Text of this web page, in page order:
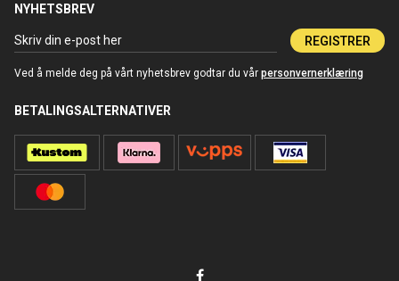
NYHETSBREV
REGISTRER
Ved å melde deg på vårt nyhetsbrev godtar du vår personvernerklæring
BETALINGSALTERNATIVER